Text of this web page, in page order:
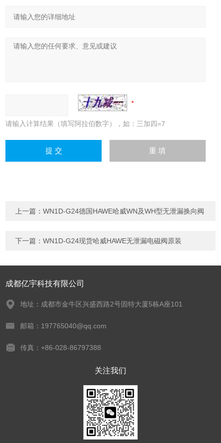
请输入计算结果（填写阿拉伯数字），如：三加四=7
上一篇：WN1D-G24德国HAWE哈威WN及WH型无泄漏换向阀
下一篇：WN1D-G24现货哈威HAWE无泄漏电磁阀原装
成都亿宇科技有限公司
地址：成都市金牛区兴盛西路2号固特大厦5栋A座101
邮箱：197765040@qq.com
传真：+86-028-86797388
关注我们